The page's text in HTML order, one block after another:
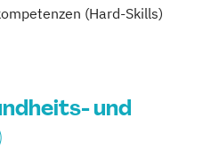
E-Sportler
Kinder
Sportler
Sportler (inkl.
(Hard-Skills)
und